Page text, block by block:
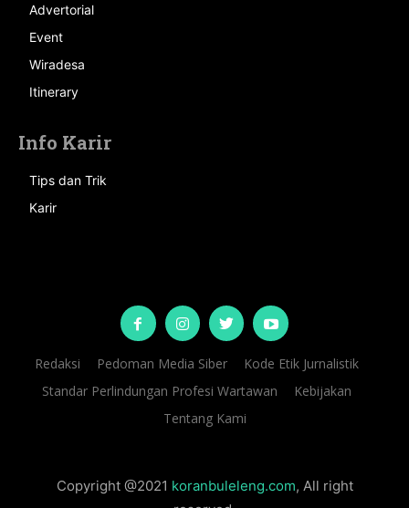
Advertorial
Event
Wiradesa
Itinerary
Info Karir
Tips dan Trik
Karir
Redaksi Pedoman Media Siber
Kode Etik Jurnalistik
Standar Perlindungan Profesi Wartawan
Kebijakan
Tentang Kami
Copyright @2021 koranbuleleng.com, All right